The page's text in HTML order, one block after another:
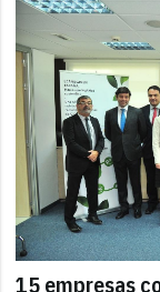
15 empresas